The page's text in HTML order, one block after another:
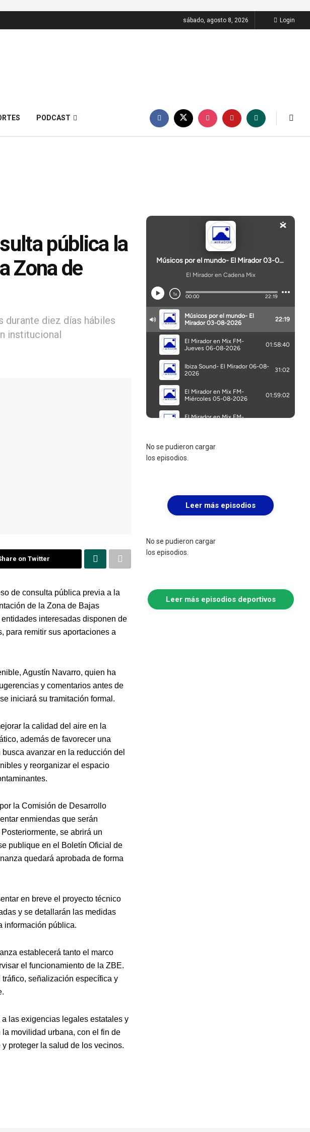
sábado, agosto 8, 2026 Login
PODCAST
pública la
Zona de
durante diez días hábiles
institucional
on Twitter
de consulta pública previa a la
de la Zona de Bajas
interesadas disponen de
para remitir sus aportaciones a
Agustín Navarro, quien ha
y comentarios antes de
iniciará su tramitación formal.
la calidad del aire en la
además de favorecer una
avanzar en la reducción del
y reorganizar el espacio
la Comisión de Desarrollo
enmiendas que serán
se abrirá un
publique en el Boletín Oficial de
quedará aprobada de forma
en breve el proyecto técnico
y se detallarán las medidas
información pública.
establecerá tanto el marco
el funcionamiento de la ZBE.
señalización específica y
las exigencias legales estatales y
movilidad urbana, con el fin de
proteger la salud de los vecinos.
No se pudieron cargar
los episodios.
Leer más episodios
No se pudieron cargar
los episodios.
Leer más episodios deportivos